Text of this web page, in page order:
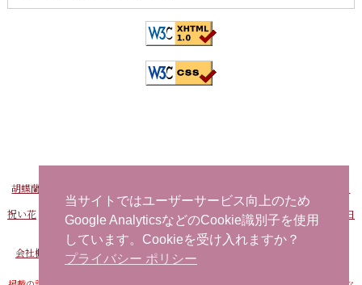
胡蝶蘭販売Net
本へ花を注文する
祝い花- 開店祝い用の花- 社長就任祝い 胡蝶蘭 事務所移転祝い 胡蝶蘭-
誕生日
お祝い用の花
当日配達できる花-胡蝶蘭
会社概要
プライバシーポリシー- 特定商取引法に基づく表記
当サイトではユーザーサービス向上のため
Google AnalyticsなどのCookie識別子を使用
しています。Cookieを受け入れますか？
プライバシー ポリシー